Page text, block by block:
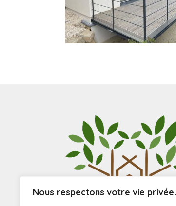
Nous respectons votre vie privée.